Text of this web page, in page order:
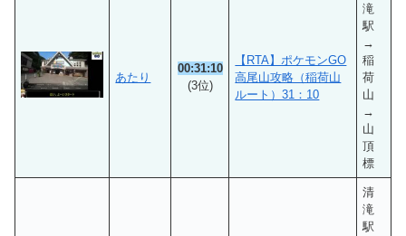
あたり
00:31:10
(3位)
【RTA】ポケモンGO
高尾山攻略（稲荷山
ルート）31：10
滝
駅
→
稲
荷
山
→
山
頂
標
清
滝
駅